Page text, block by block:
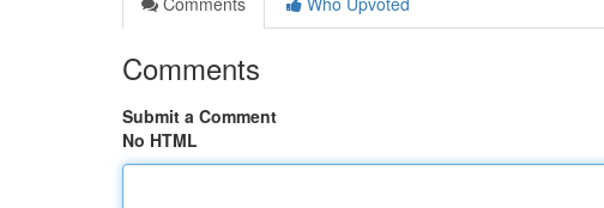
Comments
Submit a Comment
No HTML